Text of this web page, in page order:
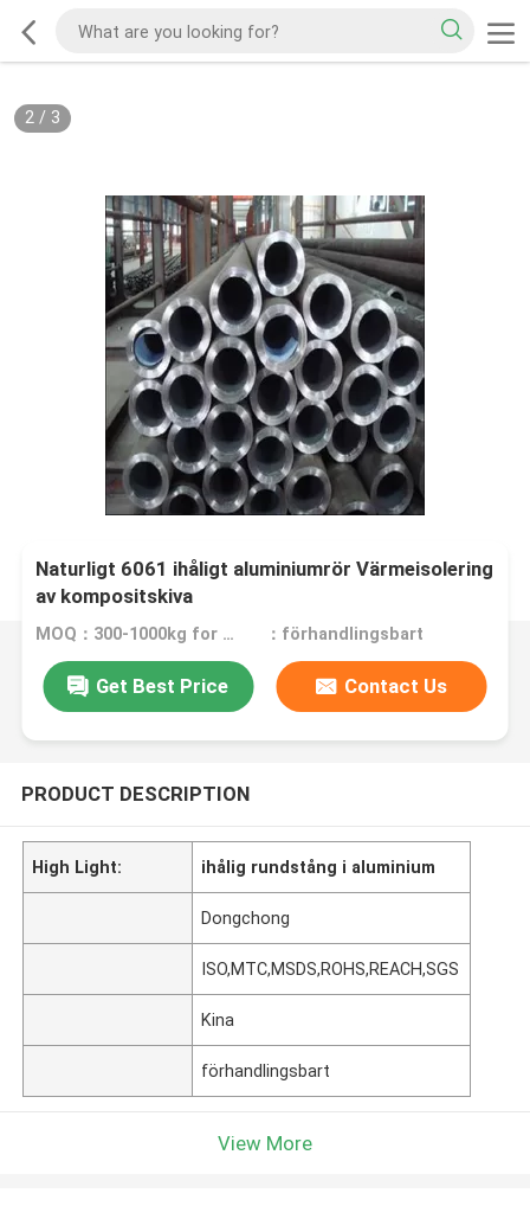
2/ 3
Naturligt 6061 ihåligt aluminiumrör Värmeisolering
av kompositskiva
MOQ：300-1000kg for different product ：förhandlingsbart
Get Best Price Contact Us
PRODUCT DESCRIPTION
High Light: ihålig rundstång i aluminium
Dongchong
ISO,MTC,MSDS,ROHS,REACH,SGS
Kina
förhandlingsbart
View More